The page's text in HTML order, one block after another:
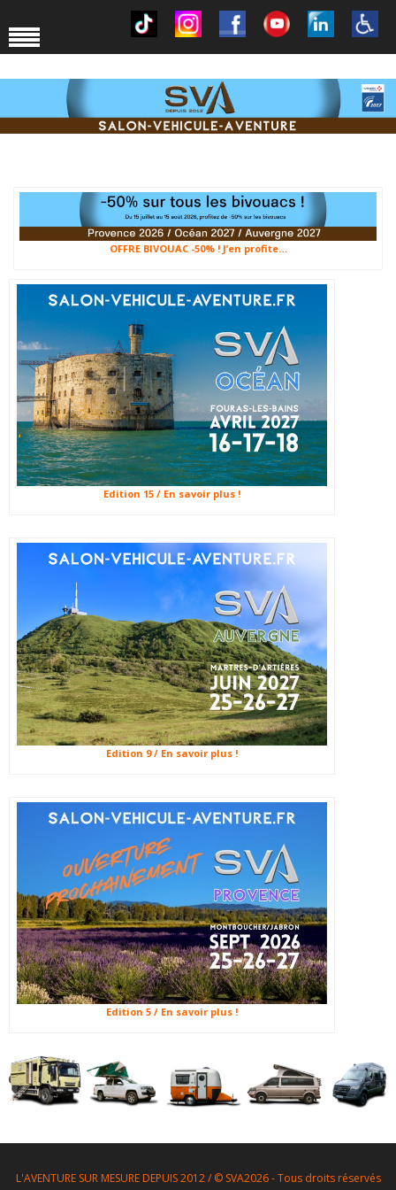
OFFRE BIVOUAC -50% ! J’en profite…
Edition 15 / En savoir plus !
Edition 9 / En savoir plus !
Edition 5 / En savoir plus !
L'AVENTURE SUR MESURE DEPUIS 2012 / © SVA2026 - Tous droits réservés